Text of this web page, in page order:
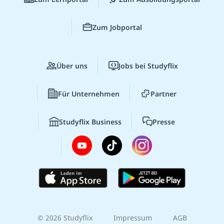
Zum Jobportal
Über uns Jobs bei Studyflix
Für Unternehmen Partner
Studyflix Business Presse
© 2026 Studyflix Impressum AGB